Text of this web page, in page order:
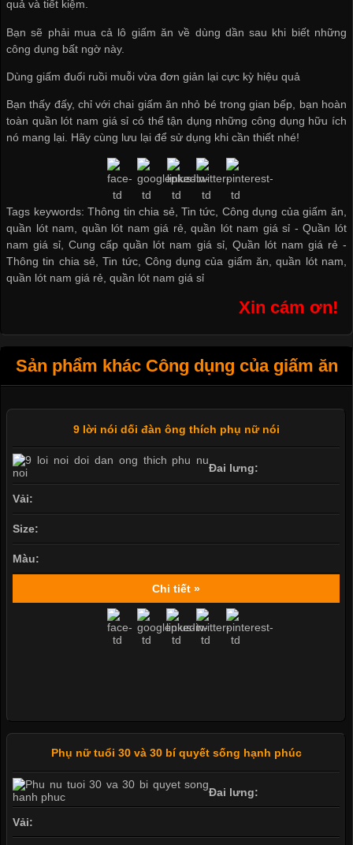
quả và tiết kiệm.
Bạn sẽ phải mua cả lô giấm ăn về dùng dần sau khi biết những
công dụng bất ngờ này.
Dùng giấm đuổi ruồi muỗi vừa đơn giản lại cực kỳ hiệu quả
Bạn thấy đấy, chỉ với chai giấm ăn nhỏ bé trong gian bếp, bạn hoàn
toàn quần lót nam giá sỉ có thể tận dụng những công dụng hữu ích
nó mang lại. Hãy cùng lưu lại để sử dụng khi cần thiết nhé!
Tags keywords: Thông tin chia sẻ, Tin tức, Công dụng của giấm ăn,
quần lót nam, quần lót nam giá rẻ, quần lót nam giá sỉ -Quần lót
nam giá sỉ ,Cung cấp quần lót nam giá sỉ, Quần lót nam giá rẻ -
Thông tin chia sẻ ,Tin tức, Công dụng của giấm ăn ,quần lót nam
quần lót nam giá rẻ ,quần lót nam giá sỉ
Xin cám ơn!
Sản phẩm khác Công dụng của giấm ăn
9 lời nói dối đàn ông thích phụ nữ nói
Đai lưng:
Vải:
Size:
Màu:
Chi tiết »
Phụ nữ tuổi 30 và 30 bí quyết sống hạnh phúc
Đai lưng:
Vải: